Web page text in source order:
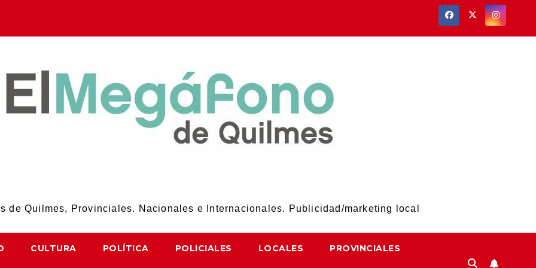
de Quilmes, Provinciales. Nacionales e Internacionales. Publicidad/marketing local
CULTURA POLÍTICA POLICIALES LOCALES PROVINCIALES